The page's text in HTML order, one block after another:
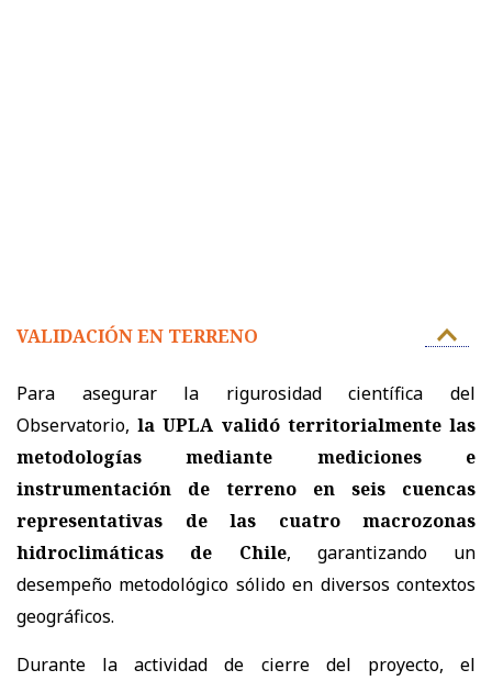
VALIDACIÓN EN TERRENO
Para asegurar la rigurosidad científica del
Observatorio, la UPLA validó territorialmente las
metodologías mediante mediciones e
instrumentación de terreno en seis cuencas
representativas de las cuatro macrozonas
hidroclimáticas de Chile, garantizando un
desempeño metodológico sólido en diversos contextos
geográficos.
Durante la actividad de cierre del proyecto, el